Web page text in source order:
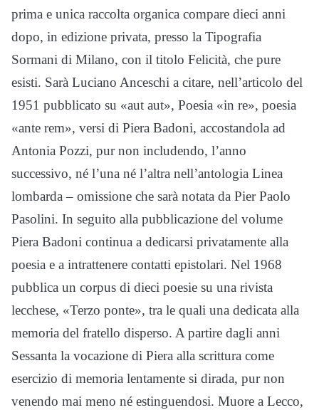
prima e unica raccolta organica compare dieci anni
dopo, in edizione privata, presso la Tipografia
Sormani di Milano, con il titolo Felicità, che pure
esisti. Sarà Luciano Anceschi a citare, nell’articolo del
1951 pubblicato su «aut aut», Poesia «in re», poesia
«ante rem», versi di Piera Badoni, accostandola ad
Antonia Pozzi, pur non includendo, l’anno
successivo, né l’una né l’altra nell’antologia Linea
lombarda – omissione che sarà notata da Pier Paolo
Pasolini. In seguito alla pubblicazione del volume
Piera Badoni continua a dedicarsi privatamente alla
poesia e a intrattenere contatti epistolari. Nel 1968
pubblica un corpus di dieci poesie su una rivista
lecchese, «Terzo ponte», tra le quali una dedicata alla
memoria del fratello disperso. A partire dagli anni
Sessanta la vocazione di Piera alla scrittura come
esercizio di memoria lentamente si dirada, pur non
venendo mai meno né estinguendosi. Muore a Lecco,